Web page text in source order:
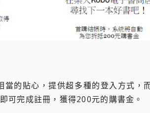
的貼心，提供超多種的登入方式，
可完成註冊，獲得200元的購書金。